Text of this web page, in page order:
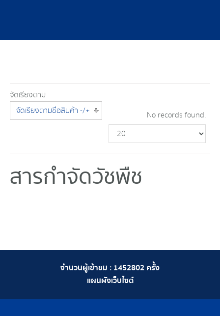
จัดเรียงตาม
จัดเรียงตามชื่อสินค้า -/+
No records found.
สารกำจัดวัชพืช
จำนวนผู้เข้าชม : 1452802 ครั้ง
แผนผังเว็บไซต์